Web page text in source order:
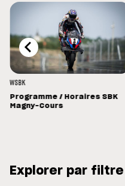
WSBK
Programme / Horaires SBK
Magny-Cours
Explorer par filtre